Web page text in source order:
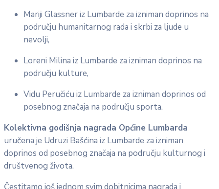
Mariji Glassner iz Lumbarde za izniman doprinos na
području humanitarnog rada i skrbi za ljude u
nevolji,
Loreni Milina iz Lumbarde za izniman doprinos na
području kulture,
Vidu Peručiću iz Lumbarde za izniman doprinos od
posebnog značaja na području sporta.
Kolektivna godišnja nagrada Općine Lumbarda
uručena je Udruzi Bašćina iz Lumbarde za izniman
doprinos od posebnog značaja na području kulturnog i
društvenog života.